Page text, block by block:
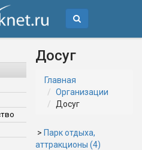
Досуг
Главная
Организации
Досуг
> Парк отдыха,
аттракционы (4)